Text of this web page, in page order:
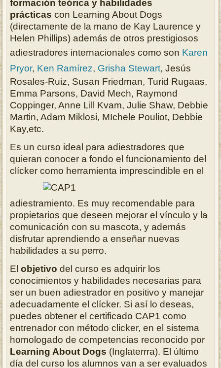
formación teórica y habilidades
prácticas con Learning About Dogs
(directamente de la mano de Kay Laurence y
Helen Phillips) además de otros prestigiosos
adiestradores internacionales como son Karen
Pryor, Ken Ramírez, Grisha Stewart, Jesús
Rosales-Ruiz, Susan Friedman, Turid Rugaas,
Emma Parsons, David Mech, Raymond
Coppinger, Anne Lill Kvam, Julie Shaw, Debbie
Martin, Adam Miklosi, MIchele Pouliot, Debbie
Kay,etc.
Es un curso ideal para adiestradores que
quieran conocer a fondo el funcionamiento del
clícker como herramienta imprescindible en el
adiestramiento. Es muy recomendable para
propietarios que deseen mejorar el vínculo y la
comunicación con su mascota, y además
disfrutar aprendiendo a enseñar nuevas
habilidades a su perro.
Elobjetivodel curso es adquirir los
conocimientos y habilidades necesarias para
ser un buen adiestrador en positivo y manejar
adecuadamente el clícker. Si así lo deseas,
puedes obtener el certificado CAP1 como
entrenador con método clicker, en el sistema
homologado de competencias reconocido por
Learning About Dogs (Inglaterrra). El último
día del curso los alumnos van a ser evaluados